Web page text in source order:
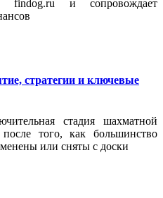
findog.ru и сопровождает
стратегии и ключевые
стадия шахматной
после того, как большинство
или сняты с доски